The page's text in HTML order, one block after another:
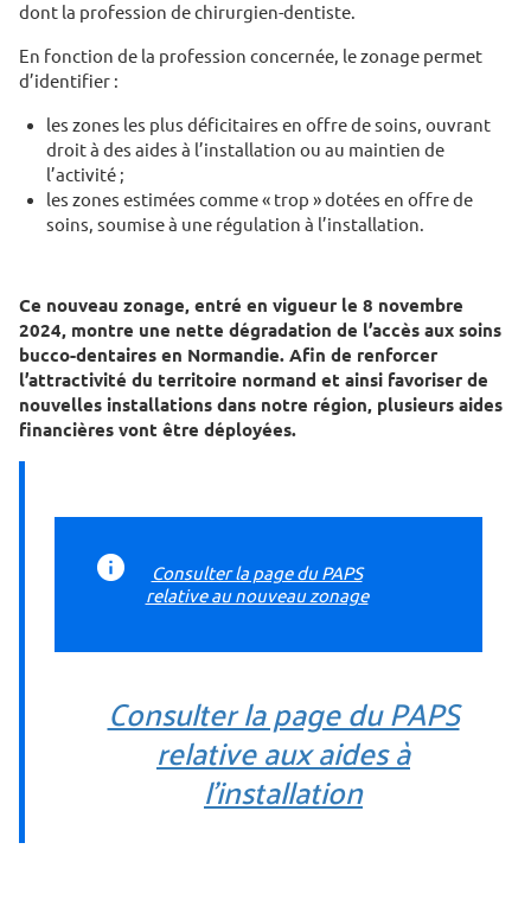
dont la profession de chirurgien-dentiste.
En fonction de la profession concernée, le zonage permet
d’identifier :
les zones les plus déficitaires en offre de soins, ouvrant
droit à des aides à l’installation ou au maintien de
l’activité ;
les zones estimées comme « trop » dotées en offre de
soins, soumise à une régulation à l’installation.
Ce nouveau zonage, entré en vigueur le 8 novembre
2024, montre une nette dégradation de l’accès aux soins
bucco-dentaires en Normandie. Afin de renforcer
l’attractivité du territoire normand et ainsi favoriser de
nouvelles installations dans notre région, plusieurs aides
financières vont être déployées.
Consulter la page du PAPS
relative au nouveau zonage
Consulter la page du PAPS
relative aux aides à
l'installation